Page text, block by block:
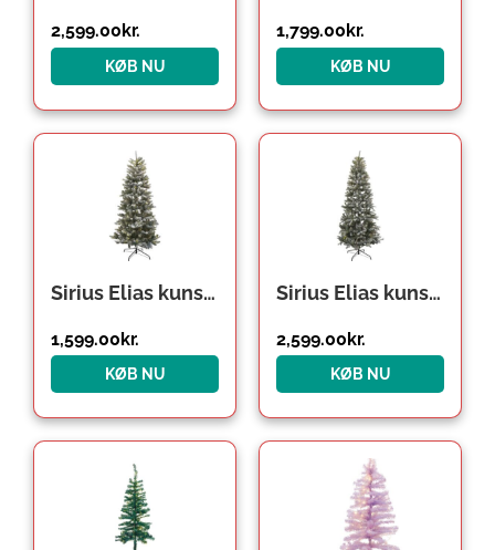
2,599.00kr.
KØB NU
1,799.00kr.
KØB NU
Sirius Elias kunstigt juletræ med lys, 180 cm
1,599.00kr.
KØB NU
Sirius Elias kunstigt juletræ med lys, 240 cm
2,599.00kr.
KØB NU